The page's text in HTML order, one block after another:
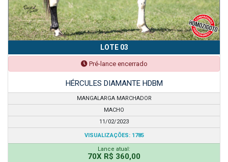
LOTE 03
Pré-lance encerrado
HÉRCULES DIAMANTE HDBM
MANGALARGA MARCHADOR
MACHO
11/02/2023
VISUALIZAÇÕES: 1785
Lance atual:
70X R$ 360,00